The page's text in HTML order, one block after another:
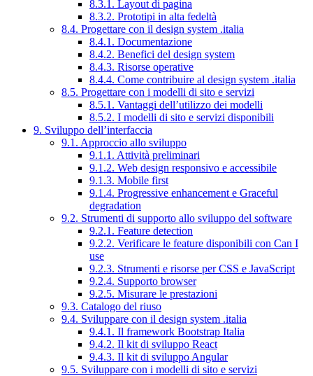
8.3.1. Layout di pagina
8.3.2. Prototipi in alta fedeltà
8.4. Progettare con il design system .italia
8.4.1. Documentazione
8.4.2. Benefici del design system
8.4.3. Risorse operative
8.4.4. Come contribuire al design system .italia
8.5. Progettare con i modelli di sito e servizi
8.5.1. Vantaggi dell’utilizzo dei modelli
8.5.2. I modelli di sito e servizi disponibili
9. Sviluppo dell’interfaccia
9.1. Approccio allo sviluppo
9.1.1. Attività preliminari
9.1.2. Web design responsivo e accessibile
9.1.3. Mobile first
9.1.4. Progressive enhancement e Graceful
degradation
9.2. Strumenti di supporto allo sviluppo del software
9.2.1. Feature detection
9.2.2. Verificare le feature disponibili con Can I
use
9.2.3. Strumenti e risorse per CSS e JavaScript
9.2.4. Supporto browser
9.2.5. Misurare le prestazioni
9.3. Catalogo del riuso
9.4. Sviluppare con il design system .italia
9.4.1. Il framework Bootstrap Italia
9.4.2. Il kit di sviluppo React
9.4.3. Il kit di sviluppo Angular
9.5. Sviluppare con i modelli di sito e servizi